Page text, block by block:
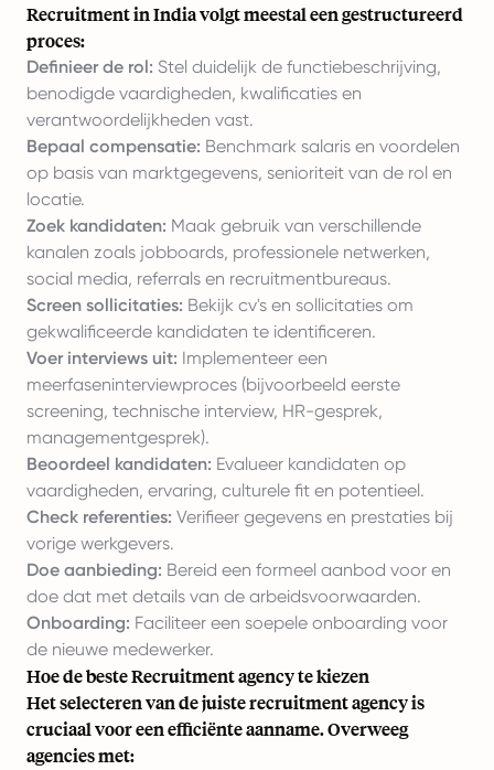
Recruitment in India volgt meestal een gestructureerd
proces:
Definieer de rol: Stel duidelijk de functiebeschrijving,
benodigde vaardigheden, kwalificaties en
verantwoordelijkheden vast.
Bepaal compensatie: Benchmark salaris en voordelen
op basis van marktgegevens, senioriteit van de rol en
locatie.
Zoek kandidaten: Maak gebruik van verschillende
kanalen zoals jobboards, professionele netwerken,
social media, referrals en recruitmentbureaus.
Screen sollicitaties: Bekijk cv's en sollicitaties om
gekwalificeerde kandidaten te identificeren.
Voer interviews uit: Implementeer een
meerfaseninterviewproces (bijvoorbeeld eerste
screening, technische interview, HR-gesprek,
managementgesprek).
Beoordeel kandidaten: Evalueer kandidaten op
vaardigheden, ervaring, culturele fit en potentieel.
Check referenties: Verifieer gegevens en prestaties bij
vorige werkgevers.
Doe aanbieding: Bereid een formeel aanbod voor en
doe dat met details van de arbeidsvoorwaarden.
Onboarding: Faciliteer een soepele onboarding voor
de nieuwe medewerker.
Hoe de beste Recruitment agency te kiezen
Het selecteren van de juiste recruitment agency is
cruciaal voor een efficiënte aanname. Overweeg
agencies met: